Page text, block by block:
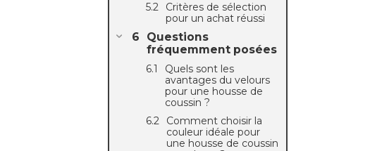
Critères de sélection
pour un achat réussi
Questions
fréquemment posées
Quels sont les
avantages du velours
pour une housse de
coussin ?
Comment choisir la
couleur idéale pour
une housse de coussin